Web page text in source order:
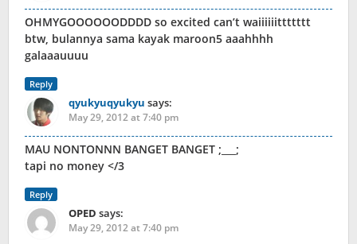
OHMYGOOOOOODDDD so excited can’t waiiiiiittttttt
btw, bulannya sama kayak maroon5 aaahhhh
galaaauuuu
Reply
qyukyuqyukyu says:
May 29, 2012 at 7:40 pm
MAU NONTONNN BANGET BANGET ;___;
tapi no money </3
Reply
OPED says:
May 29, 2012 at 7:40 pm